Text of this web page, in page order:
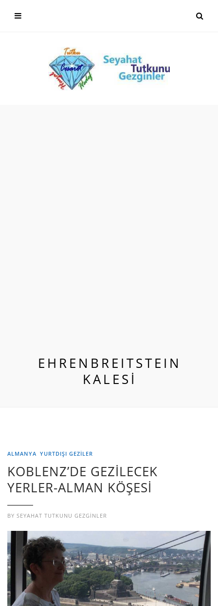
EHRENBREITSTEIN
KALESİ
ALMANYA YURTDIŞI GEZILER
KOBLENZ’DE GEZİLECEK
YERLER-ALMAN KÖŞESİ
BY SEYAHAT TUTKUNU GEZGINLER